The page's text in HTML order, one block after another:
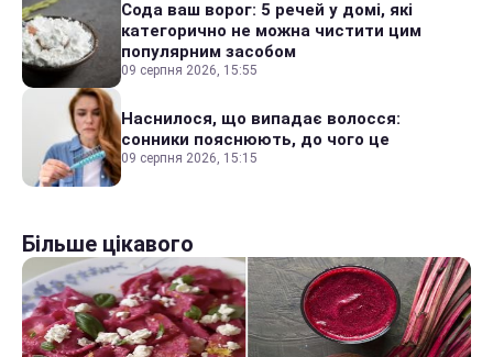
Сода ваш ворог: 5 речей у домі, які
категорично не можна чистити цим
популярним засобом
09 серпня 2026, 15:55
Наснилося, що випадає волосся:
сонники пояснюють, до чого це
09 серпня 2026, 15:15
Більше цікавого